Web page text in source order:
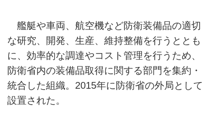
艦艇や車両、航空機など防衛装備品の適切
な研究、開発、生産、維持整備を行うととも
に、効率的な調達やコスト管理を行うため、
防衛省内の装備品取得に関する部門を集約・
統合した組織。2015年に防衛省の外局として
設置された。